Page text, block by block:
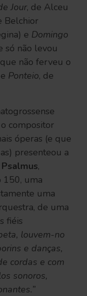
Jour, de Alceu
Belchior
e Domingo
só não levou
não ferveu o
Ponteio, de
compositor
óperas (e que
presenteou a
Psalmus,
150, uma
uma
de uma
fiéis
louvem-no
e danças,
cordas e com
sonoros,